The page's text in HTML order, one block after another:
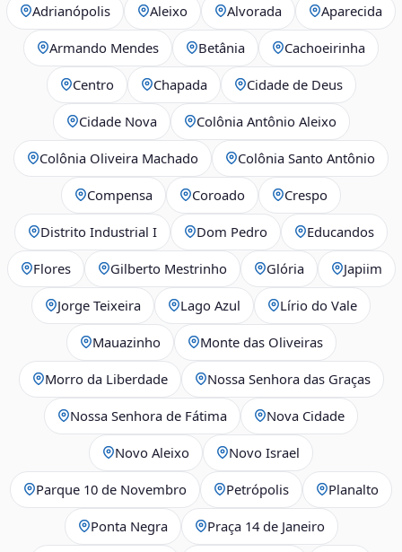
Adrianópolis Aleixo Alvorada Aparecida
Armando Mendes Betânia Cachoeirinha
Centro Chapada Cidade de Deus
Cidade Nova Colônia Antônio Aleixo
Colônia Oliveira Machado Colônia Santo Antônio
Compensa Coroado Crespo
Distrito Industrial I Dom Pedro Educandos
Flores Gilberto Mestrinho Glória Japiim
Jorge Teixeira Lago Azul Lírio do Vale
Mauazinho Monte das Oliveiras
Morro da Liberdade Nossa Senhora das Graças
Nossa Senhora de Fátima Nova Cidade
Novo Aleixo Novo Israel
Parque 10 de Novembro Petrópolis Planalto
Ponta Negra Praça 14 de Janeiro